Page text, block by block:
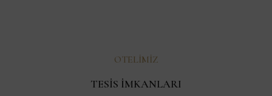
OTELIMIZ
TESIS İMKANLARI